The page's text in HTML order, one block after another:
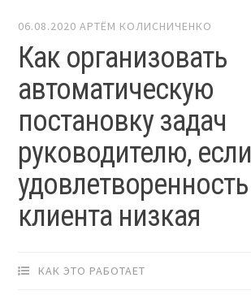
06.08.2020 АРТЁМ КОЛИСНИЧЕНКО
Как организовать
автоматическую
постановку задач
руководителю, если
удовлетворенность
клиента низкая
КАК ЭТО РАБОТАЕТ